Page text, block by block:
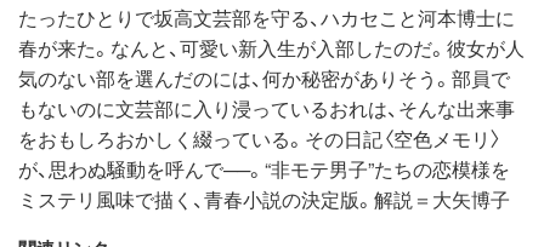
たったひとりで坂高文芸部を守る、ハカセこと河本博士に
春が来た。なんと、可愛い新入生が入部したのだ。彼女が人
気のない部を選んだのには、何か秘密がありそう。部員で
もないのに文芸部に入り浸っているおれは、そんな出来事
をおもしろおかしく綴っている。その日記〈空色メモリ〉
が、思わぬ騒動を呼んで──。“非モテ男子”たちの恋模様を
ミステリ風味で描く、青春小説の決定版。解説＝大矢博子